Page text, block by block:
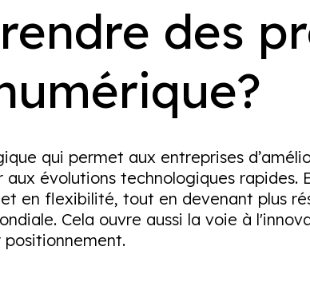
des
qui permet aux entreprises
évolutions technologiques rapides.
en flexibilité, tout en devenant plus
Cela ouvre aussi la voie à